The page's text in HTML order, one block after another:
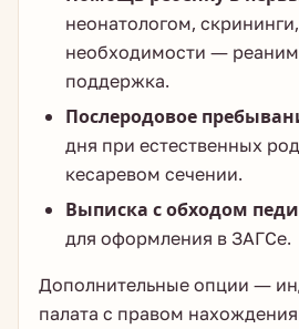
неонатологом,
необходимости —
поддержка.
Послеродовое
дня при естественных
кесаревом сечении.
Выписка с обходом
для оформления в ЗАГСе.
Дополнительные опции —
палата с правом